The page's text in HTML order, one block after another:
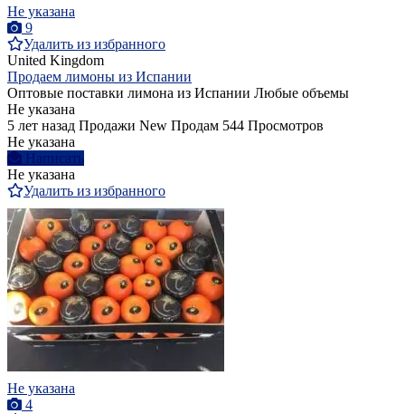
Не указана
9
Удалить из избранного
United Kingdom
Продаем лимоны из Испании
Оптовые поставки лимона из Испании Любые объемы
Не указана
5 лет назад Продажи New Продам 544 Просмотров
Не указана
Написать
Не указана
Удалить из избранного
Не указана
4